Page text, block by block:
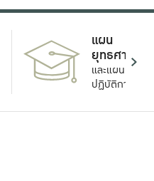
แผน
ยุทธศาสตร์
และแผน
ปฏิบัติการ